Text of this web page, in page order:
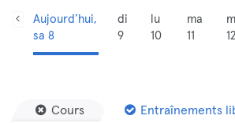
Aujourd’hui,
sa 8
di
9
lu
10
ma
11
12
Cours Entraînements